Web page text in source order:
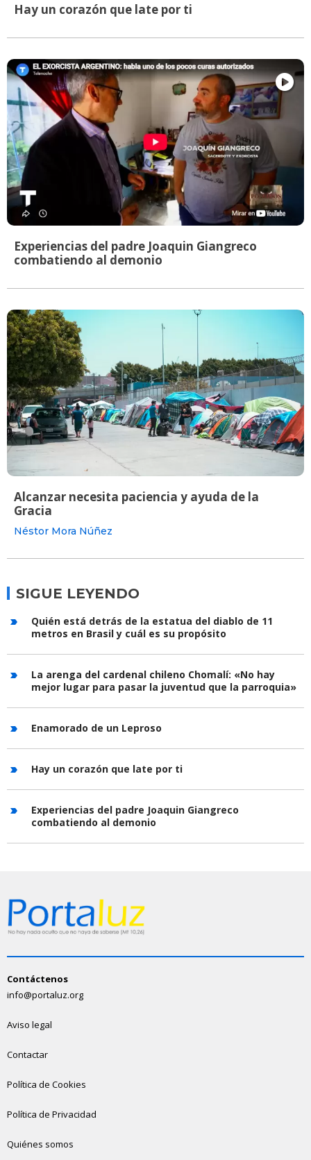
Hay un corazón que late por ti
Experiencias del padre Joaquin Giangreco
combatiendo al demonio
Alcanzar necesita paciencia y ayuda de la
Gracia
Néstor Mora Núñez
SIGUE LEYENDO
Quién está detrás de la estatua del diablo de 11
metros en Brasil y cuál es su propósito
La arenga del cardenal chileno Chomalí: «No hay
mejor lugar para pasar la juventud que la parroquia»
Enamorado de un Leproso
Hay un corazón que late por ti
Experiencias del padre Joaquin Giangreco
combatiendo al demonio
Contáctenos
info@portaluz.org
Aviso legal
Contactar
Política de Cookies
Política de Privacidad
Quiénes somos